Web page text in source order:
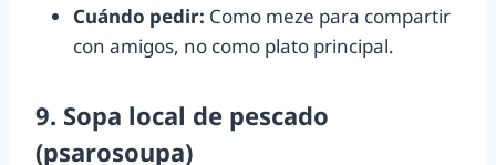
Cuándo pedir: Como meze para compartir
con amigos, no como plato principal.
9. Sopa local de pescado
(psarosoupa)